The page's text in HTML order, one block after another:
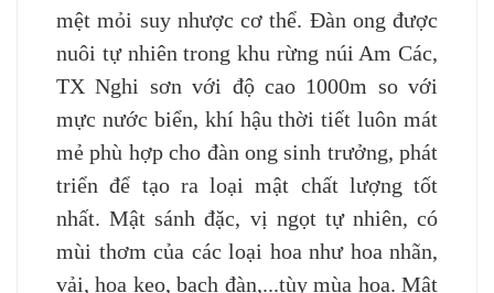
mệt mỏi suy nhược cơ thể. Đàn ong được
nuôi tự nhiên trong khu rừng núi Am Các,
TX Nghi sơn với độ cao 1000m so với
mực nước biển, khí hậu thời tiết luôn mát
mẻ phù hợp cho đàn ong sinh trưởng, phát
triển để tạo ra loại mật chất lượng tốt
nhất. Mật sánh đặc, vị ngọt tự nhiên, có
mùi thơm của các loại hoa như hoa nhãn,
vải, hoa keo, bạch đàn,...tùy mùa hoa. Mật